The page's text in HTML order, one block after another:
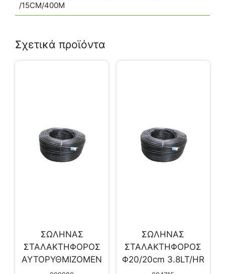
/15CM/400Μ
Σχετικά προϊόντα
ΣΩΛΗΝΑΣ
ΣΤΑΛΑΚΤΗΦΟΡΟΣ
ΑΥΤΟΡΥΘΜΙΖΟΜΕΝ
ΣΩΛΗΝΑΣ
ΣΤΑΛΑΚΤΗΦΟΡΟΣ
Φ20/20cm 3.8LT/HR